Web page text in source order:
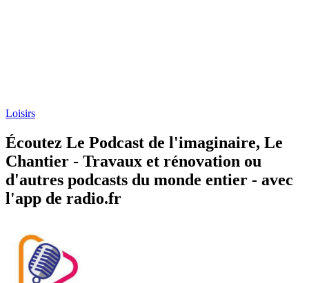
Loisirs
Écoutez Le Podcast de l'imaginaire, Le
Chantier - Travaux et rénovation ou
d'autres podcasts du monde entier - avec
l'app de radio.fr